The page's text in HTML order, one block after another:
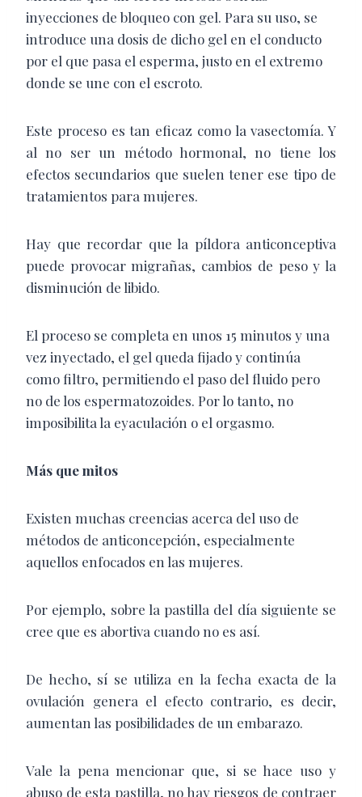
inyecciones de bloqueo con gel. Para su uso, se
introduce una dosis de dicho gel en el conducto
por el que pasa el esperma, justo en el extremo
donde se une con el escroto.
Este proceso es tan eficaz como la vasectomía. Y
al no ser un método hormonal, no tiene los
efectos secundarios que suelen tener ese tipo de
tratamientos para mujeres.
Hay que recordar que la píldora anticonceptiva
puede provocar migrañas, cambios de peso y la
disminución de libido.
El proceso se completa en unos 15 minutos y una
vez inyectado, el gel queda fijado y continúa
como filtro, permitiendo el paso del fluido pero
no de los espermatozoides. Por lo tanto, no
imposibilita la eyaculación o el orgasmo.
Más que mitos
Existen muchas creencias acerca del uso de
métodos de anticoncepción, especialmente
aquellos enfocados en las mujeres.
Por ejemplo, sobre la pastilla del día siguiente se
cree que es abortiva cuando no es así.
De hecho, sí se utiliza en la fecha exacta de la
ovulación genera el efecto contrario, es decir,
aumentan las posibilidades de un embarazo.
Vale la pena mencionar que, si se hace uso y
abuso de esta pastilla, no hay riesgos de contraer